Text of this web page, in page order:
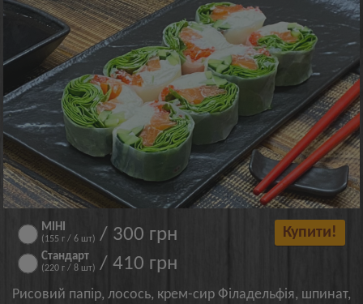
МІНІ
(155 г / 6 шт) / 300 грн
Стандарт
(220 г / 8 шт) / 410 грн
Купити!
Рисовий папір, лосось, крем-сир Філадельфія, шпинат,